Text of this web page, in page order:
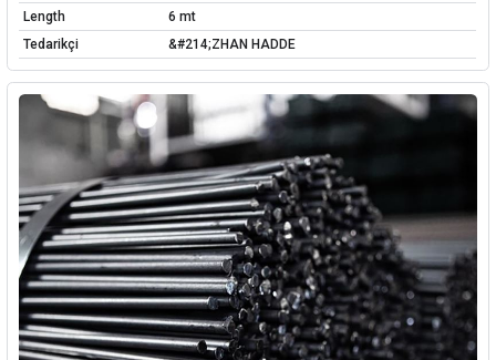
Length
6 mt
Tedarikçi
&#214;ZHAN HADDE